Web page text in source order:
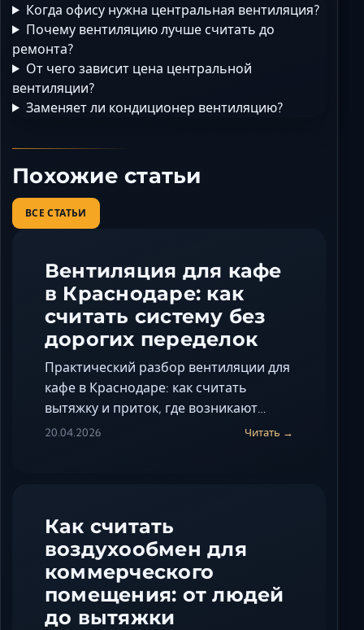
Когда офису нужна центральная вентиляция?
Почему вентиляцию лучше считать до
ремонта?
От чего зависит цена центральной
вентиляции?
Заменяет ли кондиционер вентиляцию?
Похожие статьи
ВСЕ СТАТЬИ
Вентиляция для кафе
в Краснодаре: как
считать систему без
дорогих переделок
Практический разбор вентиляции для
кафе в Краснодаре: как считать
вытяжку и приток, где возникают…
20.04.2026 Читать →
Как считать
воздухообмен для
коммерческого
помещения: от людей
до вытяжки